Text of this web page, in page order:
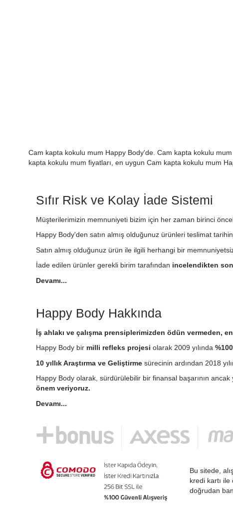
Cam kapta kokulu mum Happy Body'de. Cam kapta kokulu
kapta kokulu mum fiyatları, en uygun Cam kapta kokulu mum
Sıfır Risk ve Kolay İade Sistemi
Müşterilerimizin memnuniyeti bizim için her zaman birinci
Happy Body'den satın almış olduğunuz ürünleri teslimat
Satın almış olduğunuz ürün ile ilgili herhangi bir
İade edilen ürünler gerekli birim tarafından incelendikten
Devamı...
Happy Body Hakkında
İş ahlakı ve çalışma prensiplerimizden ödün vermeden,
Happy Body bir milli refleks projesi olarak 2009 yılında
10 yıllık Araştırma ve Geliştirme sürecinin ardından 2018
Happy Body olarak, sürdürülebilir bir finansal başarının
önem veriyoruz.
Devamı...
Bu sitede,
kredi kartı
doğrudan